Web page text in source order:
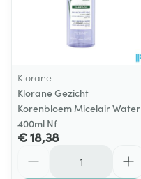
Klorane
Klorane Gezicht
Korenbloem Micelair Water
400ml Nf
€ 18,38